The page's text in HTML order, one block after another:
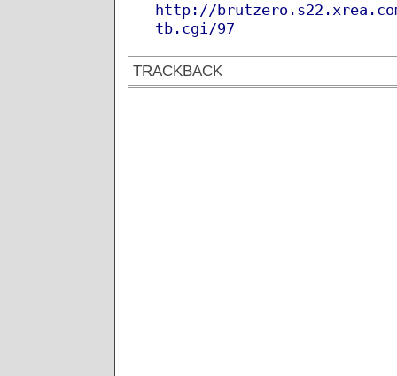
http://
tb.cgi/97
TRACKBACK